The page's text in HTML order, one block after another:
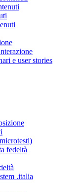
e user stories
fedeltà
.italia